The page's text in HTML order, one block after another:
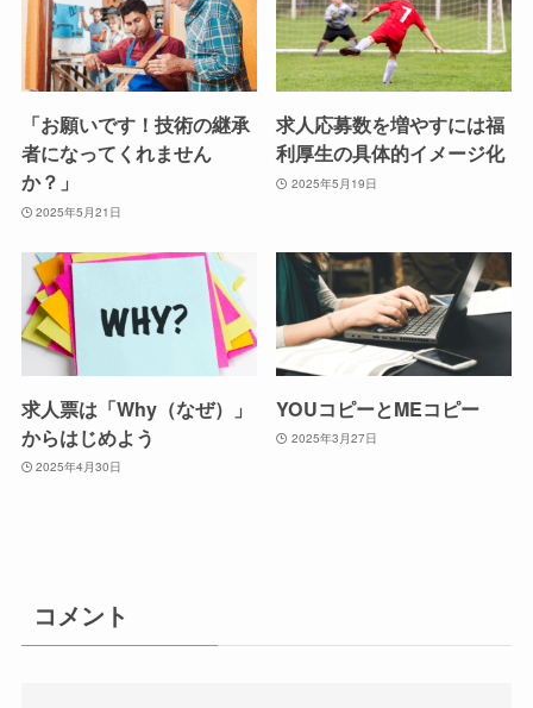
「お願いです！技術の継承
者になってくれません
か？」
2025年5月21日
求人応募数を増やすには福
利厚生の具体的イメージ化
2025年5月19日
求人票は「Why（なぜ）」
からはじめよう
2025年4月30日
YOUコピーとMEコピー
2025年3月27日
コメント